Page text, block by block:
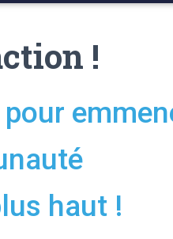
!
haut !